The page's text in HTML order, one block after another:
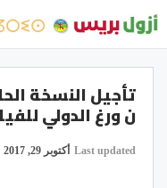
تأجيل النسخة
ن ورغ الدولي
Last updated أكتوبر 29, 2017